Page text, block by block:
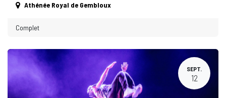
Athénée Royal de Gembloux
Complet
SEPT.
12